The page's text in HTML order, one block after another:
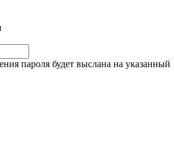
пароля будет выслана на указанный